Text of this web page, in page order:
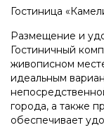
Гостиница
Размещение и
Гостиничный
живописном
идеальным
города, а также
обеспечивает